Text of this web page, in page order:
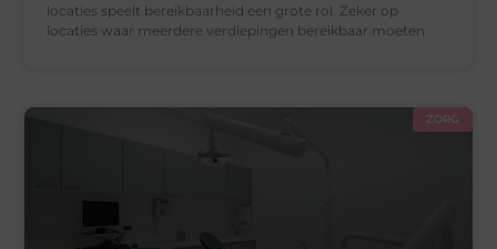
locaties speelt bereikbaarheid een grote rol. Zeker op
locaties waar meerdere verdiepingen bereikbaar moeten
ZORG